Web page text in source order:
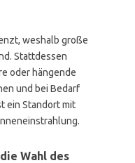
weshalb große
Stattdessen
oder hängende
und bei Bedarf
ein Standort mit
Wahl des